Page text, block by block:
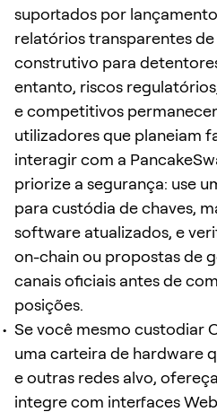
suportados por
relatórios transparentes de
construtivo para
entanto, riscos
e competitivos
utilizadores que planeiam
interagir com a
priorize a segurança: use
para custódia de chaves,
software atualizados, e
on-chain ou propostas de
canais oficiais antes de
posições.
Se você mesmo custodiar
uma carteira de hardware
e outras redes alvo,
integre com interfaces